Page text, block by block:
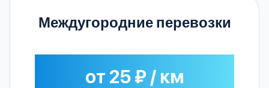
Междугородние перевозки
от 25 ₽ / км